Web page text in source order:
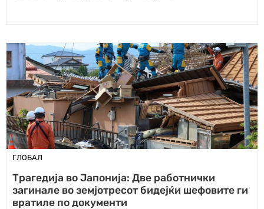
ГЛОБАЛ
Трагедија во Јапонија: Две работнички
загинале во земјотресот бидејќи шефовите ги
вратиле по документи